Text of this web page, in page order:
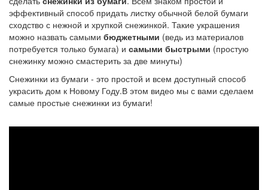
эффективный способ придать листку обычной белой бумаги
сходство с нежной и хрупкой снежинкой. Такие украшения
можно назвать самыми бюджетными (ведь из материалов
потребуется только бумага) и самыми быстрыми (простую
снежинку можно смастерить за две минуты)
Снежинки из бумаги - это простой и всем доступный способ
украсить дом к Новому Году.В этом видео мы с вами сделаем
самые простые снежинки из бумаги!